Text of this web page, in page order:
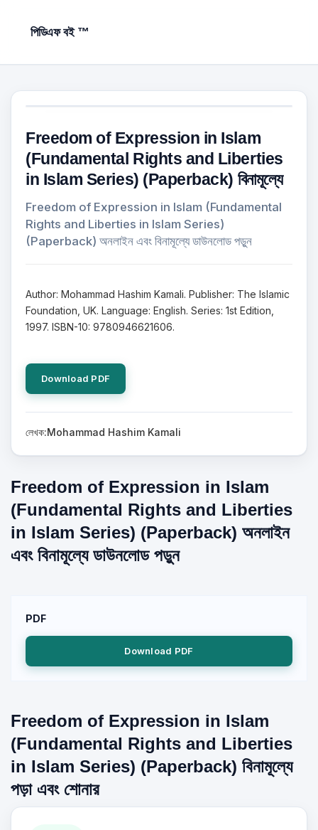
পিডিএফ বই ™
Freedom of Expression in Islam
(Fundamental Rights and Liberties
in Islam Series) (Paperback) বিনামূল্যে
Freedom of Expression in Islam (Fundamental
Rights and Liberties in Islam Series)
(Paperback) অনলাইন এবং বিনামূল্যে ডাউনলোড পড়ুন
Author: Mohammad Hashim Kamali. Publisher: The Islamic
Foundation, UK. Language: English. Series: 1st Edition,
1997. ISBN-10: 9780946621606.
Download PDF
লেখক:Mohammad Hashim Kamali
Freedom of Expression in Islam
(Fundamental Rights and Liberties
in Islam Series) (Paperback) অনলাইন
এবং বিনামূল্যে ডাউনলোড পড়ুন
PDF
Download PDF
Freedom of Expression in Islam
(Fundamental Rights and Liberties
in Islam Series) (Paperback) বিনামূল্যে
পড়া এবং শোনার